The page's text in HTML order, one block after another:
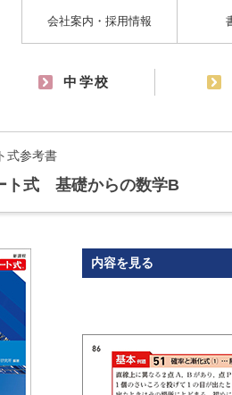
会社案内・採用情報
中学校
式参考書
式 基礎からの数学B
内容を見る